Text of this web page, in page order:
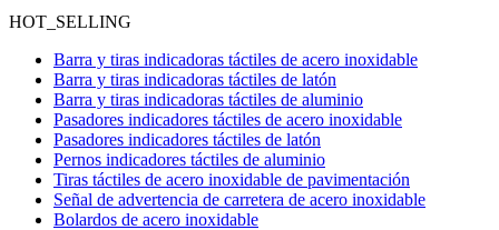
HOT_SELLING
Barra y tiras indicadoras táctiles de acero inoxidable
Barra y tiras indicadoras táctiles de latón
Barra y tiras indicadoras táctiles de aluminio
Pasadores indicadores táctiles de acero inoxidable
Pasadores indicadores táctiles de latón
Pernos indicadores táctiles de aluminio
Tiras táctiles de acero inoxidable de pavimentación
Señal de advertencia de carretera de acero inoxidable
Bolardos de acero inoxidable